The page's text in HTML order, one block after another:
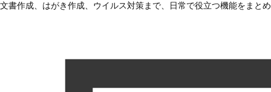
文書作成、はがき作成、ウイルス対策まで、日常で役立つ機能をまと